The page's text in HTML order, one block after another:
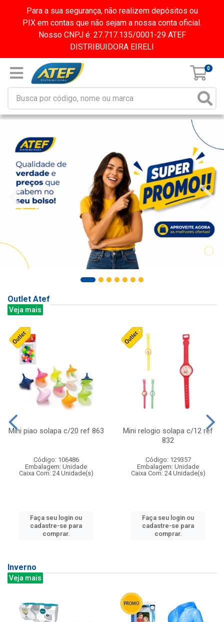
Para a sua segurança, não realizem depósitos ou
PIX em contas que não sejam a nossa conta oficial.
Nosso CNPJ é: 27.717.135/0001-29 ATEF
DISTRIBUIDORA EIRELI
0
Outlet Atef
Veja mais
Mini piao solapa c/20 ref 863
Código: 106486
Embalagem: Unidade
Caixa Com: 24 Unidade(s)
Faça seu login ou
cadastre-se para
comprar.
Mini relogio solapa c/12 ref
832
Código: 129357
Embalagem: Unidade
Caixa Com: 24 Unidade(s)
Faça seu login ou
cadastre-se para
comprar.
Inverno
Veja mais